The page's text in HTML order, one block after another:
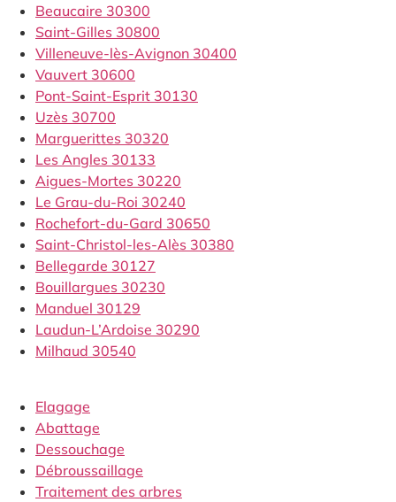
Beaucaire 30300
Saint-Gilles 30800
Villeneuve-lès-Avignon 30400
Vauvert 30600
Pont-Saint-Esprit 30130
Uzès 30700
Marguerittes 30320
Les Angles 30133
Aigues-Mortes 30220
Le Grau-du-Roi 30240
Rochefort-du-Gard 30650
Saint-Christol-les-Alès 30380
Bellegarde 30127
Bouillargues 30230
Manduel 30129
Laudun-L’Ardoise 30290
Milhaud 30540
Elagage
Abattage
Dessouchage
Débroussaillage
Traitement des arbres